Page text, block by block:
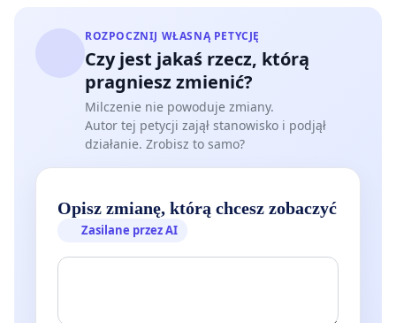
ROZPOCZNIJ WŁASNĄ PETYCJĘ
Czy jest jakaś rzecz, którą
pragniesz zmienić?
Milczenie nie powoduje zmiany.
Autor tej petycji zajął stanowisko i podjął
działanie. Zrobisz to samo?
Opisz zmianę, którą chcesz zobaczyć
Zasilane przez AI